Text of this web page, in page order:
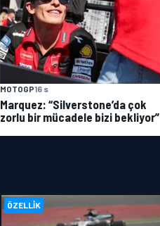
MOTOGP16 s
Marquez: “Silverstone’da çok
zorlu bir mücadele bizi bekliyor”
ÖZELLIK